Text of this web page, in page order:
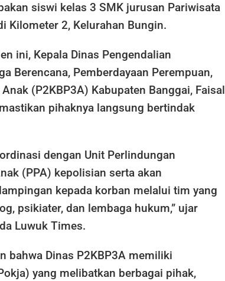
siswi kelas 3 SMK jurusan Pariwisata
Kilometer 2, Kelurahan Bungin.
ini, Kepala Dinas Pengendalian
Berencana, Pemberdayaan Perempuan,
(P2KBP3A) Kabupaten Banggai, Faisal
pihaknya langsung bertindak
dengan Unit Perlindungan
(PPA) kepolisian serta akan
kepada korban melalui tim yang
psikiater, dan lembaga hukum,” ujar
Luwuk Times.
bahwa Dinas P2KBP3A memiliki
yang melibatkan berbagai pihak,